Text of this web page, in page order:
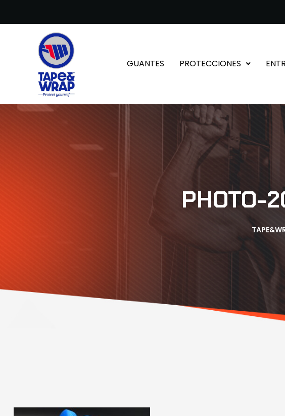
GUANTES PROTECCIONES
PHOTO-